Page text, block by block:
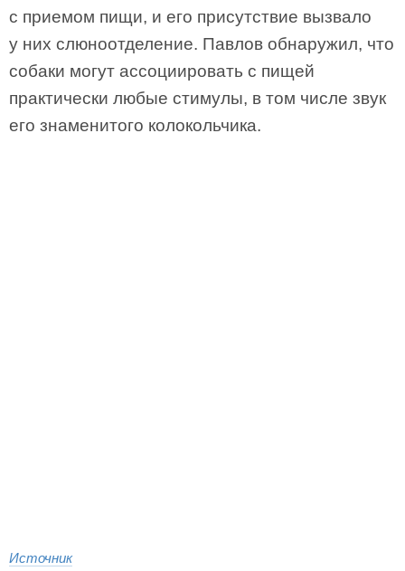
с приемом пищи, и его присутствие вызвало
у них слюноотделение. Павлов обнаружил, что
собаки могут ассоциировать с пищей
практически любые стимулы, в том числе звук
его знаменитого колокольчика.
Источник